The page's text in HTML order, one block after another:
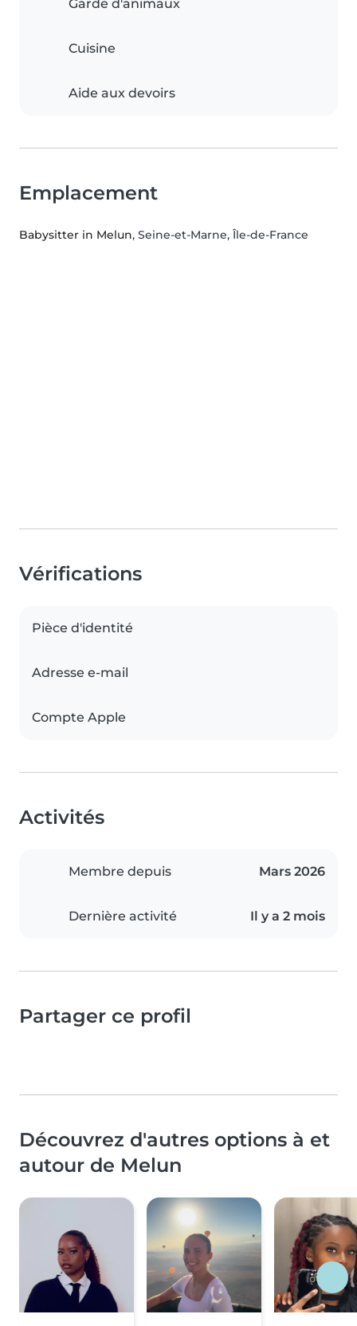
Garde d'animaux
Cuisine
Aide aux devoirs
Emplacement
Babysitter in Melun, Seine-et-Marne, Île-de-France
Vérifications
Pièce d'identité
Adresse e-mail
Compte Apple
Activités
Membre depuis Mars 2026
Dernière activité Il y a 2 mois
Partager ce profil
Découvrez d'autres options à et
autour de Melun